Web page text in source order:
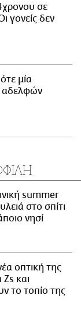
σε
γονείς δεν
μία
αδελφών
summer
στο σπίτι
νησί
οπτική της
και
το τοπίο της